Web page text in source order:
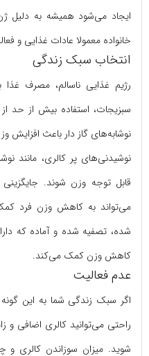
ایجاد می‌شود همیشه به
خانواده معمولا عادات غذایی و
انتخاب سبک زندگی
رژیم غذایی ناسالم، مصرف
سبزیجات، استفاده بیش از حد
نوشابه‌های گاز دار باعث افزایش
نوشیدنی‌های پر کالری، مانند
قابل توجه وزن شوند.
می‌تواند به کاهش وزن فرد
شده، تصفیه شده و آماده که
کاهش وزن کمک می‌کند.
عدم فعالیت
اگر سبک زندگی شما به این
راحتی می‌توانید کالری اضافی و
شوید. میزان سوزاندن کالری و